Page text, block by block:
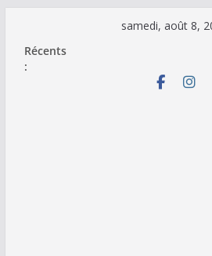
contenu
samedi, août 8,
Récents
: